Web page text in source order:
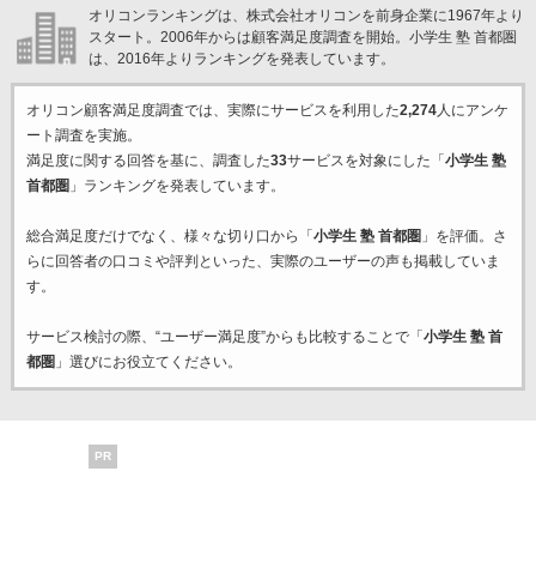
オリコンランキングは、株式会社オリコンを前身企業に1967年より
スタート。2006年からは顧客満足度調査を開始。小学生 塾 首都圏
は、2016年よりランキングを発表しています。
オリコン顧客満足度調査では、実際にサービスを利用した2,274人にアンケ
ート調査を実施。
満足度に関する回答を基に、調査した33サービスを対象にした「 小学生 塾
首都圏 」ランキングを発表しています。
総合満足度だけでなく、様々な切り口から「 小学生 塾 首都圏 」を評価。さ
らに回答者の口コミや評判といった、実際のユーザーの声も掲載していま
す。
サービス検討の際、“ユーザー満足度”からも比較することで「 小学生 塾 首
都圏 」選びにお役立てください。
PR